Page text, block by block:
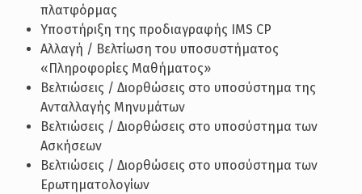
πλατφόρμας
Υποστήριξη της προδιαγραφής IMS CP
Αλλαγή / Βελτίωση του υποσυστήματος
«Πληροφορίες Μαθήματος»
Βελτιώσεις / Διορθώσεις στο υποσύστημα της
Ανταλλαγής Μηνυμάτων
Βελτιώσεις / Διορθώσεις στο υποσύστημα των
Ασκήσεων
Βελτιώσεις / Διορθώσεις στο υποσύστημα των
Ερωτηματολογίων